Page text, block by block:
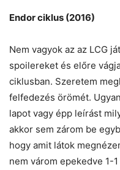
Endor ciklus (2016)
Nem vagyok az az LCG
spoilereket és előre
ciklusban. Szeretem
felfedezés örömét.
lapot vagy épp leírást
akkor sem zárom be
hogy amit látok
nem várom epekedve 1-